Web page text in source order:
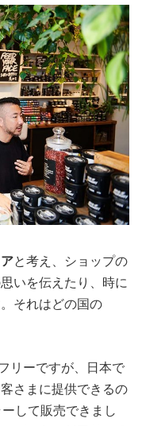
と考え、ショップの
いを伝えたり、時に
それはどの国の
リーですが、日本で
さまに提供できるの
して販売できまし